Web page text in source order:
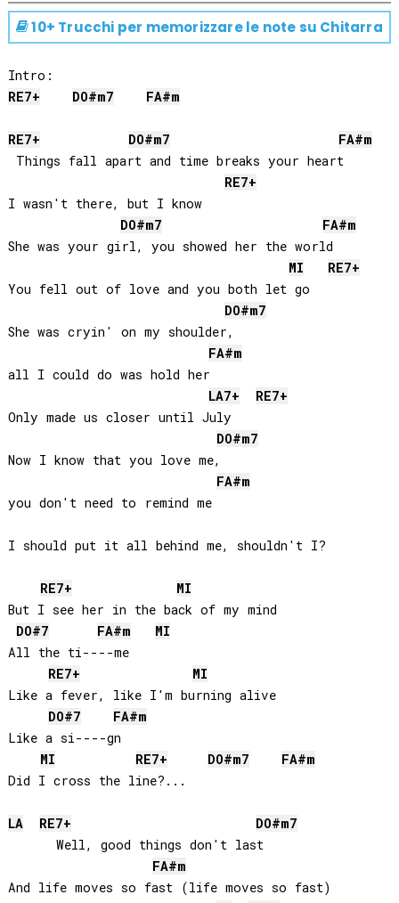
10+ Trucchi per memorizzare le note su Chitarra
RE7+ DO#m7 FA#m
RE7+ DO#m7 FA#m
Things fall apart and time breaks your heart
RE7+
I wasn't there, but I know
DO#m7 FA#m
She was your girl, you showed her the world
MI
RE7+
You fell out of love and you both let go
DO#m7
She was cryin' on my shoulder,
FA#m
all I could do was hold her
LA7+ RE7+
Only made us closer until July
DO#m7
Now I know that you love me,
FA#m
you don't need to remind me
I should put it all behind me, shouldn't I?
RE7+
MI
But I see her in the back of my mind
DO#7 FA#m
MI
All the ti----me
RE7+
MI
Like a fever, like I'm burning alive
DO#7 FA#m
Like a si----gn
MI
RE7+ DO#m7 FA#m
Did I cross the line?...
LA RE7+ DO#m7
      Well, good things don't last
FA#m
And life moves so fast (life moves so fast)